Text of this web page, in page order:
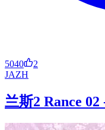
5040
2
JAZH
兰斯2 Rance